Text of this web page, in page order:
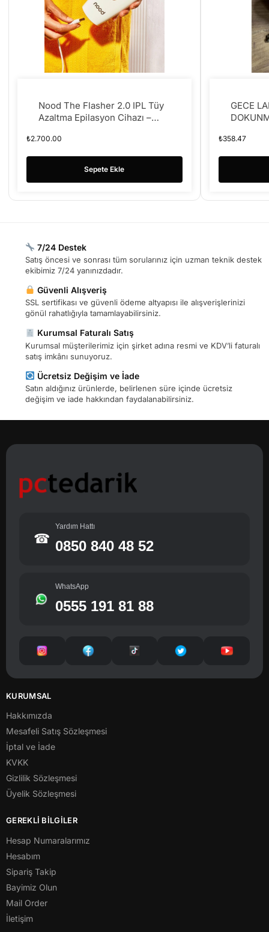
Nood The Flasher 2.0 IPL Tüy
Azaltma Epilasyon Cihazı –
₺2.700.00
Sepete Ekle
GECE
₺358.47
7/24 Destek
Satış öncesi ve sonrası tüm sorularınız için uzman teknik destek
ekibimiz 7/24 yanınızdadır.
Güvenli Alışveriş
SSL sertifikası ve güvenli ödeme altyapısı ile alışverişlerinizi
gönül rahatlığıyla tamamlayabilirsiniz.
Kurumsal Faturalı Satış
Kurumsal müşterilerimiz için şirket adına resmi ve KDV’li faturalı
satış imkânı sunuyoruz.
Ücretsiz Değişim ve İade
Satın aldığınız ürünlerde, belirlenen süre içinde ücretsiz
değişim ve iade hakkından faydalanabilirsiniz.
☎
Yardım Hattı
0850 840 48 52
WhatsApp
0555 191 81 88
KURUMSAL
Hakkımızda
Mesafeli Satış Sözleşmesi
İptal ve İade
KVKK
Gizlilik Sözleşmesi
Üyelik Sözleşmesi
GEREKLİ BİLGİLER
Hesap Numaralarımız
Hesabım
Sipariş Takip
Bayimiz Olun
Mail Order
İletişim